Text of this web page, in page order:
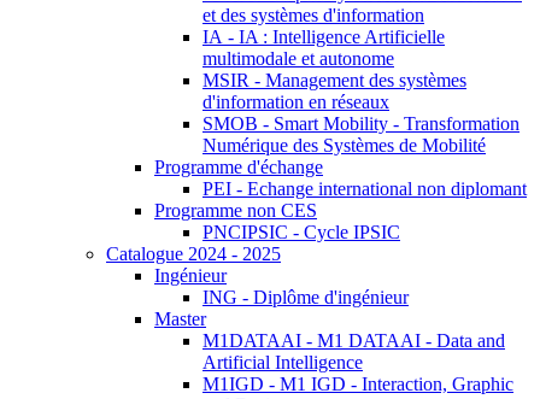
et des systèmes d'information
IA - IA : Intelligence Artificielle
multimodale et autonome
MSIR - Management des systèmes
d'information en réseaux
SMOB - Smart Mobility - Transformation
Numérique des Systèmes de Mobilité
Programme d'échange
PEI - Echange international non diplomant
Programme non CES
PNCIPSIC - Cycle IPSIC
Catalogue 2024 - 2025
Ingénieur
ING - Diplôme d'ingénieur
Master
M1DATAAI - M1 DATAAI - Data and
Artificial Intelligence
M1IGD - M1 IGD - Interaction, Graphic